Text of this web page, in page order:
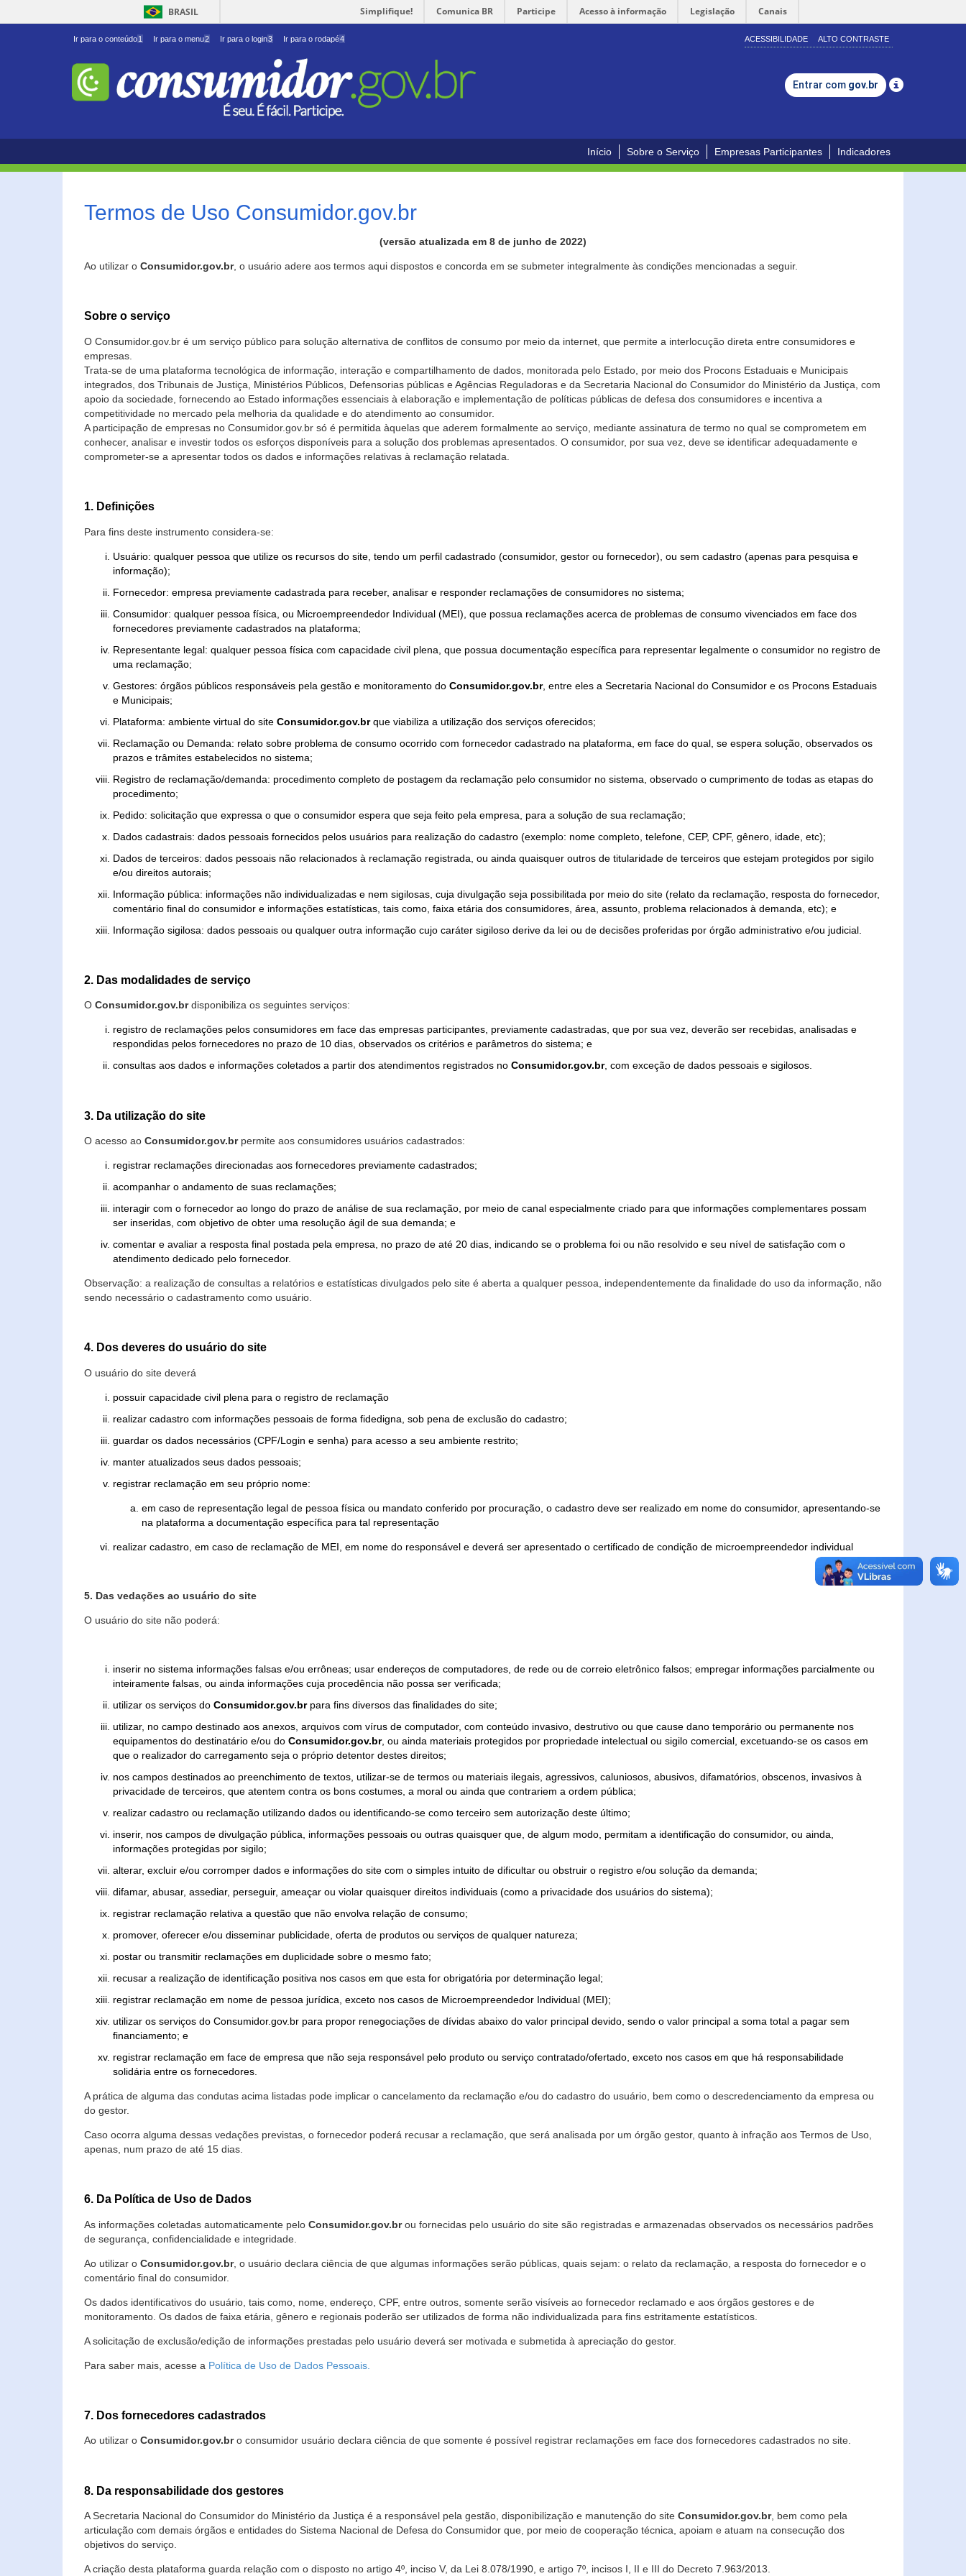
BRASIL Simplifique! Comunica BR Participe Acesso à informação Legislação Canais
Ir para o conteúdo1 Ir para o menu2 Ir para o login3 Ir para o rodapé4 ACESSIBILIDADE ALTO CONTRASTE
Entrar com gov.br
Início Sobre o Serviço Empresas Participantes Indicadores
Termos de Uso Consumidor.gov.br
(versão atualizada em 8 de junho de 2022)
Ao utilizar o Consumidor.gov.br, o usuário adere aos termos aqui dispostos e concorda em se submeter integralmente às condições mencionadas a seguir.
Sobre o serviço
O Consumidor.gov.br é um serviço público para solução alternativa de conflitos de consumo por meio da internet, que permite a interlocução direta entre consumidores e
empresas.
Trata-se de uma plataforma tecnológica de informação, interação e compartilhamento de dados, monitorada pelo Estado, por meio dos Procons Estaduais e Municipais
integrados, dos Tribunais de Justiça, Ministérios Públicos, Defensorias públicas e Agências Reguladoras e da Secretaria Nacional do Consumidor do Ministério da Justiça, com
apoio da sociedade, fornecendo ao Estado informações essenciais à elaboração e implementação de políticas públicas de defesa dos consumidores e incentiva a
competitividade no mercado pela melhoria da qualidade e do atendimento ao consumidor.
A participação de empresas no Consumidor.gov.br só é permitida àquelas que aderem formalmente ao serviço, mediante assinatura de termo no qual se comprometem em
conhecer, analisar e investir todos os esforços disponíveis para a solução dos problemas apresentados. O consumidor, por sua vez, deve se identificar adequadamente e
comprometer-se a apresentar todos os dados e informações relativas à reclamação relatada.
1. Definições
Para fins deste instrumento considera-se:
Usuário: qualquer pessoa que utilize os recursos do site, tendo um perfil cadastrado (consumidor, gestor ou fornecedor), ou sem cadastro (apenas para pesquisa e
informação);
Fornecedor: empresa previamente cadastrada para receber, analisar e responder reclamações de consumidores no sistema;
Consumidor: qualquer pessoa física, ou Microempreendedor Individual (MEI), que possua reclamações acerca de problemas de consumo vivenciados em face dos
fornecedores previamente cadastrados na plataforma;
Representante legal: qualquer pessoa física com capacidade civil plena, que possua documentação específica para representar legalmente o consumidor no registro de
uma reclamação;
Gestores: órgãos públicos responsáveis pela gestão e monitoramento do Consumidor.gov.br, entre eles a Secretaria Nacional do Consumidor e os Procons Estaduais
e Municipais;
Plataforma: ambiente virtual do site Consumidor.gov.brque viabiliza a utilização dos serviços oferecidos;
Reclamação ou Demanda: relato sobre problema de consumo ocorrido com fornecedor cadastrado na plataforma, em face do qual, se espera solução, observados os
prazos e trâmites estabelecidos no sistema;
Registro de reclamação/demanda: procedimento completo de postagem da reclamação pelo consumidor no sistema, observado o cumprimento de todas as etapas do
procedimento;
Pedido: solicitação que expressa o que o consumidor espera que seja feito pela empresa, para a solução de sua reclamação;
Dados cadastrais: dados pessoais fornecidos pelos usuários para realização do cadastro (exemplo: nome completo, telefone, CEP, CPF, gênero, idade, etc);
Dados de terceiros: dados pessoais não relacionados à reclamação registrada, ou ainda quaisquer outros de titularidade de terceiros que estejam protegidos por sigilo
e/ou direitos autorais;
Informação pública: informações não individualizadas e nem sigilosas, cuja divulgação seja possibilitada por meio do site (relato da reclamação, resposta do fornecedor,
comentário final do consumidor e informações estatísticas, tais como, faixa etária dos consumidores, área, assunto, problema relacionados à demanda, etc); e
Informação sigilosa: dados pessoais ou qualquer outra informação cujo caráter sigiloso derive da lei ou de decisões proferidas por órgão administrativo e/ou judicial.
2. Das modalidades de serviço
O Consumidor.gov.brdisponibiliza os seguintes serviços:
registro de reclamações pelos consumidores em face das empresas participantes, previamente cadastradas, que por sua vez, deverão ser recebidas, analisadas e
respondidas pelos fornecedores no prazo de 10 dias, observados os critérios e parâmetros do sistema; e
consultas aos dados e informações coletados a partir dos atendimentos registrados no Consumidor.gov.br, com exceção de dados pessoais e sigilosos.
3. Da utilização do site
O acesso ao Consumidor.gov.brpermite aos consumidores usuários cadastrados:
registrar reclamações direcionadas aos fornecedores previamente cadastrados;
acompanhar o andamento de suas reclamações;
interagir com o fornecedor ao longo do prazo de análise de sua reclamação, por meio de canal especialmente criado para que informações complementares possam
ser inseridas, com objetivo de obter uma resolução ágil de sua demanda; e
comentar e avaliar a resposta final postada pela empresa, no prazo de até 20 dias, indicando se o problema foi ou não resolvido e seu nível de satisfação com o
atendimento dedicado pelo fornecedor.
Observação: a realização de consultas a relatórios e estatísticas divulgados pelo site é aberta a qualquer pessoa, independentemente da finalidade do uso da informação, não
sendo necessário o cadastramento como usuário.
4. Dos deveres do usuário do site
O usuário do site deverá
possuir capacidade civil plena para o registro de reclamação
realizar cadastro com informações pessoais de forma fidedigna, sob pena de exclusão do cadastro;
guardar os dados necessários (CPF/Login e senha) para acesso a seu ambiente restrito;
manter atualizados seus dados pessoais;
registrar reclamação em seu próprio nome:
em caso de representação legal de pessoa física ou mandato conferido por procuração, o cadastro deve ser realizado em nome do consumidor, apresentando-se
na plataforma a documentação específica para tal representação
realizar cadastro, em caso de reclamação de MEI, em nome do responsável e deverá ser apresentado o certificado de condição de microempreendedor individual
5. Das vedações ao usuário do site
O usuário do site não poderá:
inserir no sistema informações falsas e/ou errôneas; usar endereços de computadores, de rede ou de correio eletrônico falsos; empregar informações parcialmente ou
inteiramente falsas, ou ainda informações cuja procedência não possa ser verificada;
utilizar os serviços do Consumidor.gov.brpara fins diversos das finalidades do site;
utilizar, no campo destinado aos anexos, arquivos com vírus de computador, com conteúdo invasivo, destrutivo ou que cause dano temporário ou permanente nos
equipamentos do destinatário e/ou do Consumidor.gov.br, ou ainda materiais protegidos por propriedade intelectual ou sigilo comercial, excetuando-se os casos em
que o realizador do carregamento seja o próprio detentor destes direitos;
nos campos destinados ao preenchimento de textos, utilizar-se de termos ou materiais ilegais, agressivos, caluniosos, abusivos, difamatórios, obscenos, invasivos à
privacidade de terceiros, que atentem contra os bons costumes, a moral ou ainda que contrariem a ordem pública;
realizar cadastro ou reclamação utilizando dados ou identificando-se como terceiro sem autorização deste último;
inserir, nos campos de divulgação pública, informações pessoais ou outras quaisquer que, de algum modo, permitam a identificação do consumidor, ou ainda,
informações protegidas por sigilo;
alterar, excluir e/ou corromper dados e informações do site com o simples intuito de dificultar ou obstruir o registro e/ou solução da demanda;
difamar, abusar, assediar, perseguir, ameaçar ou violar quaisquer direitos individuais (como a privacidade dos usuários do sistema);
registrar reclamação relativa a questão que não envolva relação de consumo;
promover, oferecer e/ou disseminar publicidade, oferta de produtos ou serviços de qualquer natureza;
postar ou transmitir reclamações em duplicidade sobre o mesmo fato;
recusar a realização de identificação positiva nos casos em que esta for obrigatória por determinação legal;
registrar reclamação em nome de pessoa jurídica, exceto nos casos de Microempreendedor Individual (MEI);
utilizar os serviços do Consumidor.gov.br para propor renegociações de dívidas abaixo do valor principal devido, sendo o valor principal a soma total a pagar sem
financiamento; e
registrar reclamação em face de empresa que não seja responsável pelo produto ou serviço contratado/ofertado, exceto nos casos em que há responsabilidade
solidária entre os fornecedores.
A prática de alguma das condutas acima listadas pode implicar o cancelamento da reclamação e/ou do cadastro do usuário, bem como o descredenciamento da empresa ou
do gestor.
Caso ocorra alguma dessas vedações previstas, o fornecedor poderá recusar a reclamação, que será analisada por um órgão gestor, quanto à infração aos Termos de Uso,
apenas, num prazo de até 15 dias.
6. Da Política de Uso de Dados
As informações coletadas automaticamente pelo Consumidor.gov.brou fornecidas pelo usuário do site são registradas e armazenadas observados os necessários padrões
de segurança, confidencialidade e integridade.
Ao utilizar o Consumidor.gov.br, o usuário declara ciência de que algumas informações serão públicas, quais sejam: o relato da reclamação, a resposta do fornecedor e o
comentário final do consumidor.
Os dados identificativos do usuário, tais como, nome, endereço, CPF, entre outros, somente serão visíveis ao fornecedor reclamado e aos órgãos gestores e de
monitoramento. Os dados de faixa etária, gênero e regionais poderão ser utilizados de forma não individualizada para fins estritamente estatísticos.
A solicitação de exclusão/edição de informações prestadas pelo usuário deverá ser motivada e submetida à apreciação do gestor.
Para saber mais, acesse a Política de Uso de Dados Pessoais.
7. Dos fornecedores cadastrados
Ao utilizar o Consumidor.gov.bro consumidor usuário declara ciência de que somente é possível registrar reclamações em face dos fornecedores cadastrados no site.
8. Da responsabilidade dos gestores
A Secretaria Nacional do Consumidor do Ministério da Justiça é a responsável pela gestão, disponibilização e manutenção do site Consumidor.gov.br, bem como pela
articulação com demais órgãos e entidades do Sistema Nacional de Defesa do Consumidor que, por meio de cooperação técnica, apoiam e atuam na consecução dos
objetivos do serviço.
A criação desta plataforma guarda relação com o disposto no artigo 4º, inciso V, da Lei 8.078/1990, e artigo 7º, incisos I, II e III do Decreto 7.963/2013.